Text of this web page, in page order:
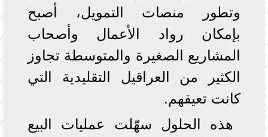
وتطور منصات التمويل، أصبح
بإمكان رواد الأعمال وأصحاب
المشاريع الصغيرة والمتوسطة تجاوز
الكثير من العراقيل التقليدية التي
كانت تعيقهم.
هذه الحلول سهّلت عمليات البيع